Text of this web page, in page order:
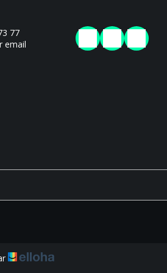
77
email